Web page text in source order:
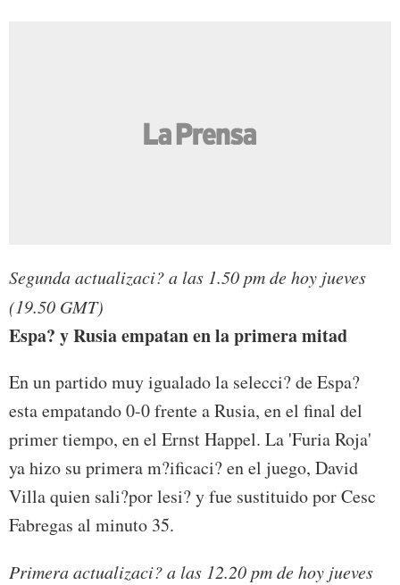
Segunda actualizaci? a las 1.50 pm de hoy jueves
(19.50 GMT)
Espa? y Rusia empatan en la primera mitad
En un partido muy igualado la selecci? de Espa?
esta empatando 0-0 frente a Rusia, en el final del
primer tiempo, en el Ernst Happel. La 'Furia Roja'
ya hizo su primera m?ificaci? en el juego, David
Villa quien sali?por lesi? y fue sustituido por Cesc
Fabregas al minuto 35.
Primera actualizaci? a las 12.20 pm de hoy jueves